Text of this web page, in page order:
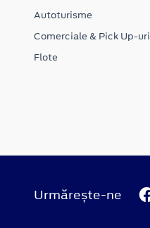
Autoturisme
Comerciale & Pick Up-uri
Flote
Urmărește-ne